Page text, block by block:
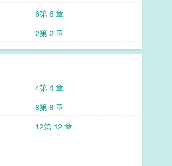
6第 6 章
2第 2 章
4第 4 章
8第 8 章
12第 12 章